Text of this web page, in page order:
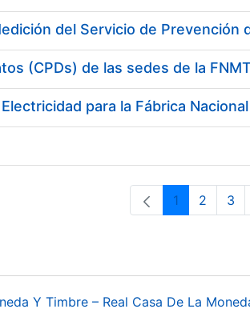
Página
1 Página
2 3
Y Timbre – Real Casa De La